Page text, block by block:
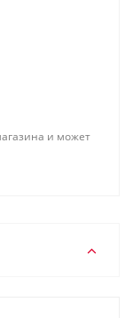
и может